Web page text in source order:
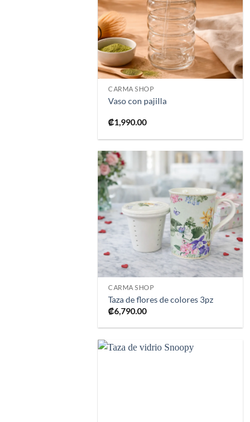
lista de
deseos
+
CARMA SHOP
Vaso con pajilla
₡1,990.00
Añadir
a la
lista de
deseos
+
CARMA SHOP
Taza de flores de colores 3pz
₡6,790.00